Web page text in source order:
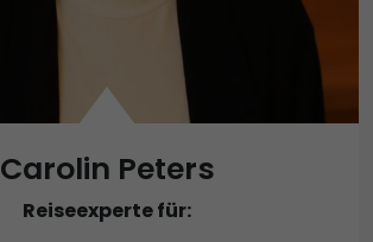
Carolin Peters
Reiseexperte für: